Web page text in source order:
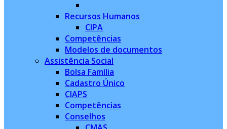
Recursos Humanos
CIPA
Competências
Modelos de documentos
Assistência Social
Bolsa Família
Cadastro Único
CIAPS
Competências
Conselhos